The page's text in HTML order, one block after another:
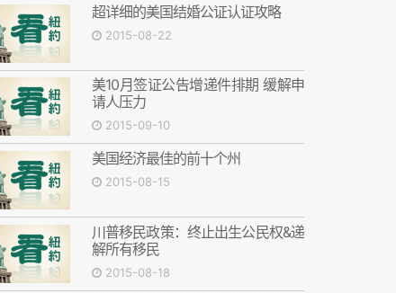
超详细的美国结婚公证认证攻略
2015-08-22
美10月签证公告增递件排期 缓解申
请人压力
2015-09-10
美国经济最佳的前十个州
2015-08-15
川普移民政策：终止出生公民权&递
解所有移民
2015-08-18